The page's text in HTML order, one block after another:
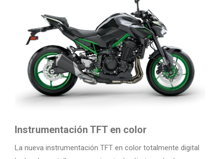
Instrumentación TFT en color
La nueva instrumentación TFT en color totalmente digital